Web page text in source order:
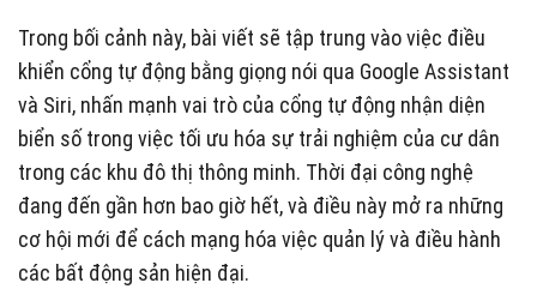
Trong bối cảnh này, bài viết sẽ tập trung vào việc điều
khiển cổng tự động bằng giọng nói qua Google Assistant
và Siri, nhấn mạnh vai trò của cổng tự động nhận diện
biển số trong việc tối ưu hóa sự trải nghiệm của cư dân
trong các khu đô thị thông minh. Thời đại công nghệ
đang đến gần hơn bao giờ hết, và điều này mở ra những
cơ hội mới để cách mạng hóa việc quản lý và điều hành
các bất động sản hiện đại.